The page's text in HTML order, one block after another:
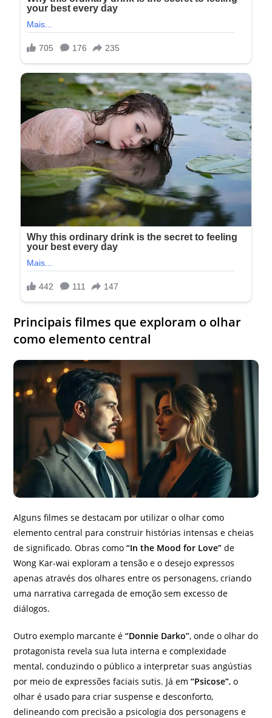
Principais filmes que exploram o olhar
como elemento central
Alguns filmes se destacam por utilizar o olhar como
elemento central para construir histórias intensas e cheias
de significado. Obras como“In the Mood for Love” de
Wong Kar-wai exploram a tensão e o desejo expressos
apenas através dos olhares entre os personagens, criando
uma narrativa carregada de emoção sem excesso de
diálogos.
Outro exemplo marcante é“Donnie Darko”, onde o olhar do
protagonista revela sua luta interna e complexidade
mental, conduzindo o público a interpretar suas angústias
por meio de expressões faciais sutis. Já em“Psicose”, o
olhar é usado para criar suspense e desconforto,
delineando com precisão a psicologia dos personagens e